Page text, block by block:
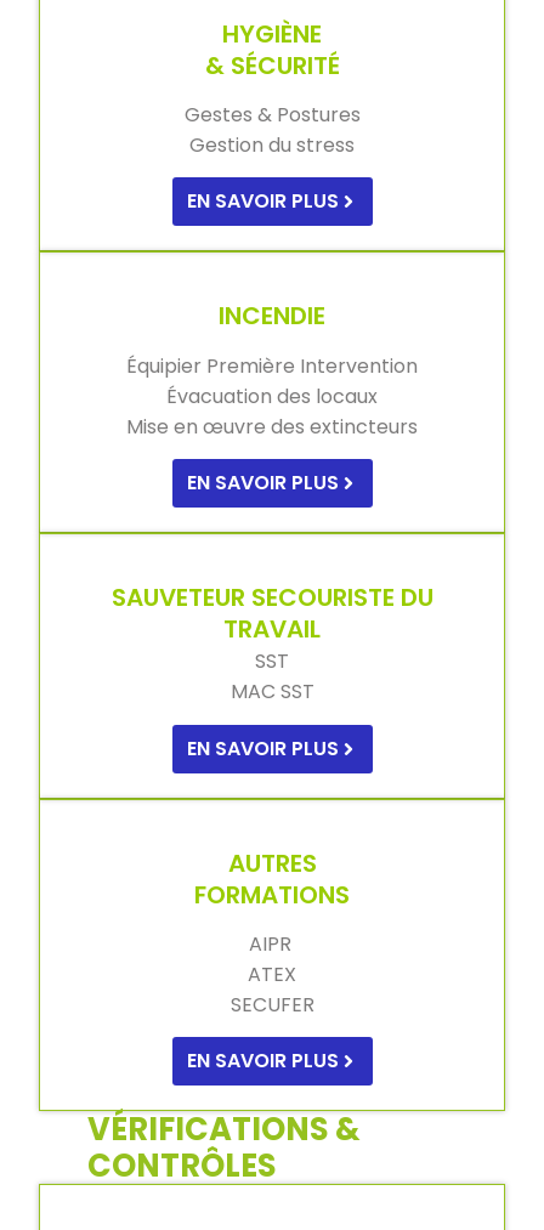
HYGIÈNE
& SÉCURITÉ
Gestes & Postures
Gestion du stress
EN SAVOIR PLUS
INCENDIE
Équipier Première Intervention
Évacuation des locaux
Mise en œuvre des extincteurs
EN SAVOIR PLUS
SAUVETEUR SECOURISTE DU
TRAVAIL
SST
MAC SST
EN SAVOIR PLUS
AUTRES
FORMATIONS
AIPR
ATEX
SECUFER
EN SAVOIR PLUS
VÉRIFICATIONS &
CONTRÔLES